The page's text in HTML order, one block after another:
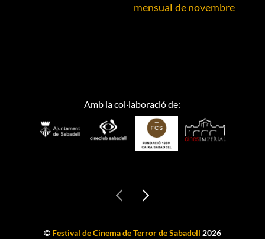
mensual de novembre
Amb la col·laboració de:
© Festival de Cinema de Terror de Sabadell 2026